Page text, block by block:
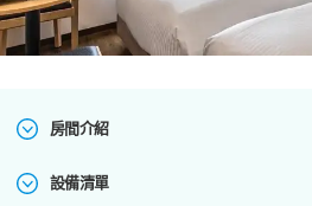
房間介紹
設備清單